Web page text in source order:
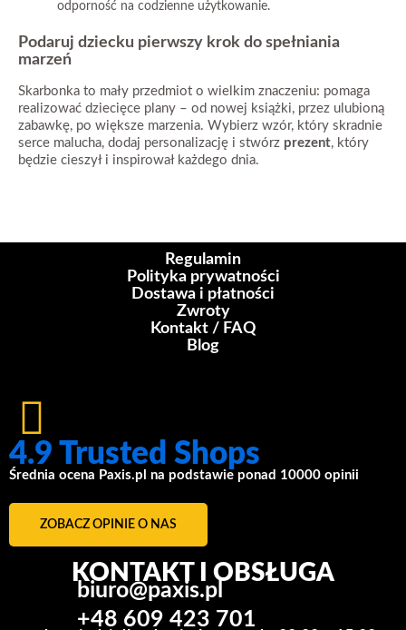
odporność na codzienne użytkowanie.
Podaruj dziecku pierwszy krok do spełniania
marzeń
Skarbonka to mały przedmiot o wielkim znaczeniu: pomaga
realizować dziecięce plany – od nowej książki, przez ulubioną
zabawkę, po większe marzenia. Wybierz wzór, który skradnie
serce malucha, dodaj personalizację i stwórz prezent, który
będzie cieszył i inspirował każdego dnia.
Regulamin
Polityka prywatności
Dostawa i płatności
Zwroty
Kontakt / FAQ
Blog
4.9 Trusted Shops
Średnia ocena Paxis.pl na podstawie ponad 10000 opinii
ZOBACZ OPINIE O NAS
KONTAKT I OBSŁUGA
biuro@paxis.pl
+48 609 423 701